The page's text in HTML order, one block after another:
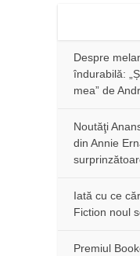
Despre
îndurabilă:
mea” de
Noutăţi
din Annie
Iată cu ce
Fiction noul
Premiul